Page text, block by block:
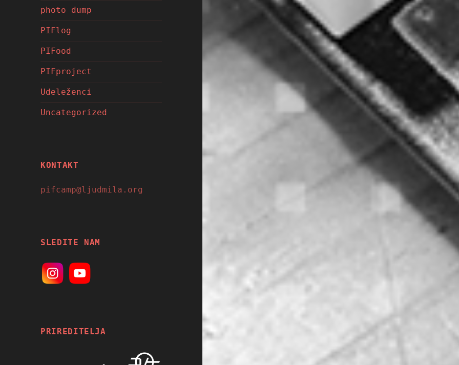
photo dump
PIFlog
PIFood
PIFproject
Udeleženci
Uncategorized
KONTAKT
pifcamp@ljudmila.org
SLEDITE NAM
PRIREDITELJA